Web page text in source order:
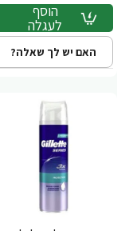
הוסף
לעגלה
האם יש לך שאלה?